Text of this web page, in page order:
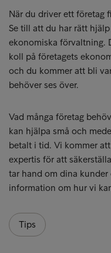
När du driver ett företag
Se till att du har rätt
ekonomiska förvaltning.
koll på företagets
och du kommer att bli
behöver ses över.
Vad många företag
kan hjälpa små och
betalt i tid. Vi kommer
expertis för att
tar hand om dina
information om hur vi
Tips